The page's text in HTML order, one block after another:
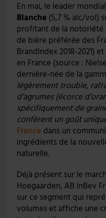
En mai, le leader
Blanche (5,7 % alc/vol)
profitant de la notoriété
de bière préférée des
BrandIndex 2018-2021)
en France (source :
dernière-née de la
légèrement trouble,
d’agrumes (écorce
spécifiquement de
confèrent un goût
France dans un
ingrédients de la
naturelle.
Déjà présent sur le
Hoegaarden, AB InBev
sur ce segment qui
volumes et affiche une